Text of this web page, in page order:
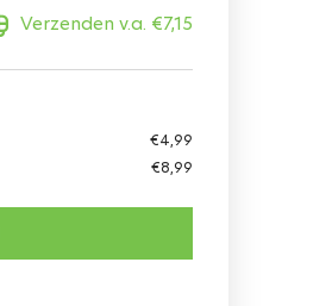
Verzenden v.a. €7,15
€4,99
€8,99